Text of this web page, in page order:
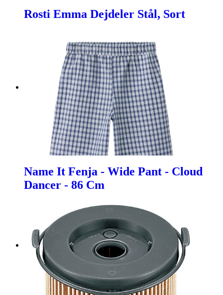
Rosti Emma Dejdeler Stål, Sort
Name It Fenja - Wide Pant - Cloud
Dancer - 86 Cm